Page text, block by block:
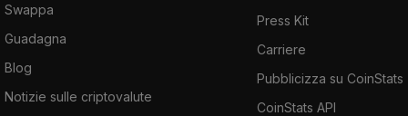
Swappa
Guadagna
Blog
Notizie sulle criptovalute
Press Kit
Carriere
Pubblicizza su CoinStats
CoinStats API